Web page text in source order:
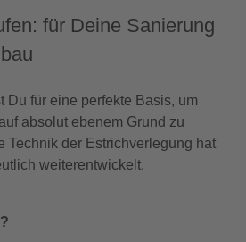
für Deine Sanierung
Du für eine perfekte Basis, um
absolut ebenem Grund zu
Technik der Estrichverlegung hat
weiterentwickelt.